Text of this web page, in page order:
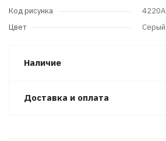
Код рисунка
4220A
Цвет
Серый
Наличие
Доставка и оплата